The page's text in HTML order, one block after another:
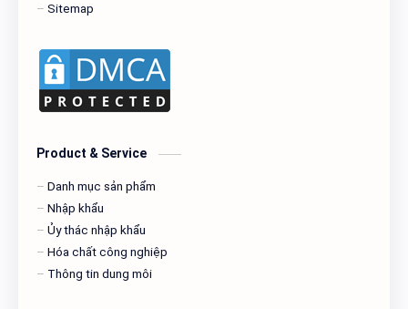
Sitemap
Product & Service
Danh mục sản phẩm
Nhập khẩu
Ủy thác nhập khẩu
Hóa chất công nghiệp
Thông tin dung môi